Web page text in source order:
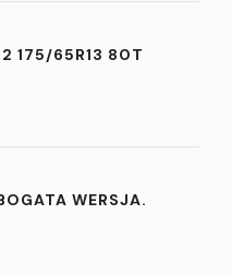
2 175/65R13 80T
WERSJA.